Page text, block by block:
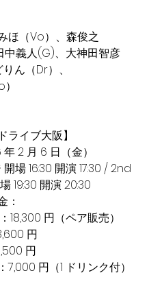
ほ（Vo）、森俊之
中義⼈(G)、⼤神⽥智彦
りん（Dr）、
ライブ⼤阪】
2 ⽉ 6 ⽇（⾦）
場 16:30 開演 17:30 / 2nd
19:30 開演 20:30
：
18,300 円（ペア販売）
円
円
7,000 円（1 ドリンク付）